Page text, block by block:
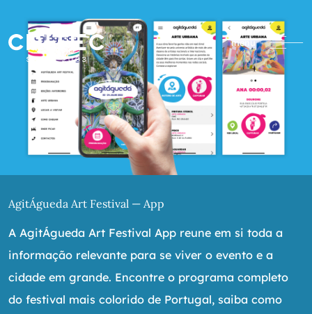
menu
AgitÁgueda Art Festival — App
A AgitÁgueda Art Festival App reune em si toda a
informação relevante para se viver o evento e a
cidade em grande. Encontre o programa completo
do festival mais colorido de Portugal, saiba como